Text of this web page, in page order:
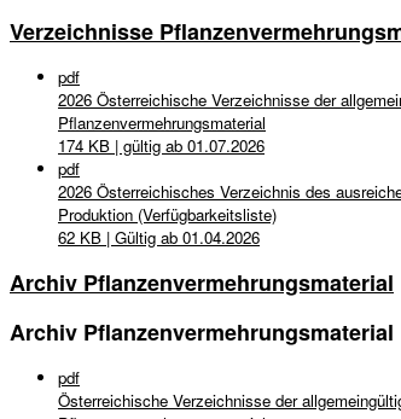
Verzeichnisse
pdf
2026 Österreichische Verzeichnisse der
Pflanzenvermehrungsmaterial
174 KB | gültig ab 01.07.2026
pdf
2026 Österreichisches Verzeichnis des
Produktion (Verfügbarkeitsliste)
62 KB | Gültig ab 01.04.2026
Archiv Pflanzenvermehrungsmaterial
Archiv Pflanzenvermehrungsmaterial
pdf
Österreichische Verzeichnisse der